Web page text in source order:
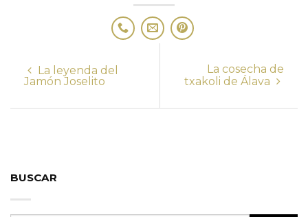
La leyenda del
Jamón Joselito
La cosecha de
txakoli de Álava
BUSCAR